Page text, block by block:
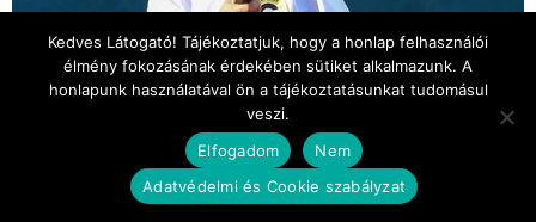
Kedves Látogató! Tájékoztatjuk, hogy a honlap felhasználói
élmény fokozásának érdekében sütiket alkalmazunk. A
honlapunk használatával ön a tájékoztatásunkat tudomásul
veszi.
Elfogadom
Nem
Adatvédelmi és Cookie szabályzat